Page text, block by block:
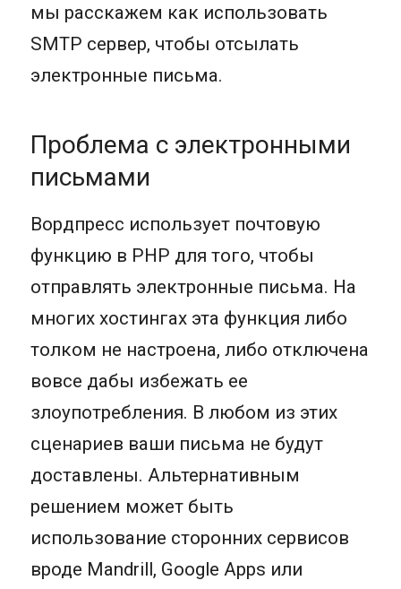
мы расскажем как использовать
SMTP сервер, чтобы отсылать
электронные письма.
Проблема с электронными
письмами
Вордпресс использует почтовую
функцию в PHP для того, чтобы
отправлять электронные письма. На
многих хостингах эта функция либо
толком не настроена, либо отключена
вовсе дабы избежать ее
злоупотребления. В любом из этих
сценариев ваши письма не будут
доставлены. Альтернативным
решением может быть
использование сторонних сервисов
вроде Mandrill, Google Apps или